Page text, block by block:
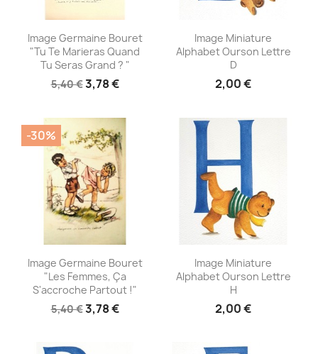
Aperçu rapide
Image Germaine Bouret
"Tu Te Marieras Quand
Tu Seras Grand ? "
5,40 €3,78 €
Aperçu rapide
Image Miniature
Alphabet Ourson Lettre
D
2,00 €
Aperçu rapide
Image Germaine Bouret
"Les Femmes, Ça
S'accroche Partout !"
5,40 €3,78 €
-30%
Aperçu rapide
Image Miniature
Alphabet Ourson Lettre
H
2,00 €